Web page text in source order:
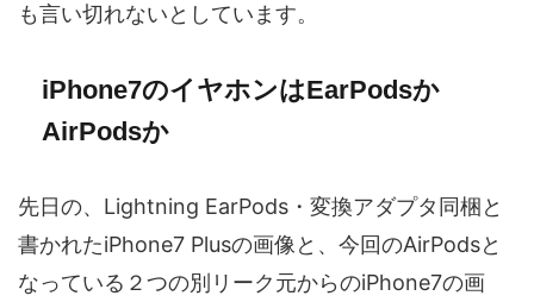
も言い切れないとしています。
iPhone7のイヤホンはEarPodsか
AirPodsか
先日の、Lightning EarPods・変換アダプタ同梱と
書かれたiPhone7 Plusの画像と、今回のAirPodsと
なっている２つの別リーク元からのiPhone7の画